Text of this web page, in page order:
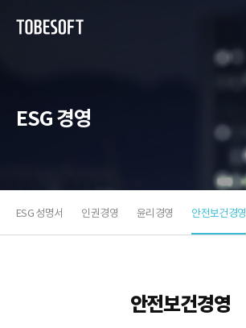
투
ESG 경영
ESG 성명서 인권경영 윤리경영 안전보건경영
안전보건경영